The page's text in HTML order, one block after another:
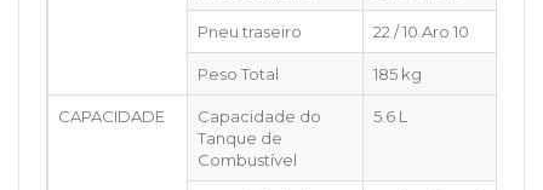
Pneu traseiro 22 / 10 Aro 10
Peso Total 185 kg
CAPACIDADE
Capacidade do
Tanque de
Combustível
5.6 L